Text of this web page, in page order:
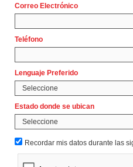
Correo Electrónico
Teléfono
Lenguaje Preferido
Estado donde se ubican
Recordar mis datos durante las